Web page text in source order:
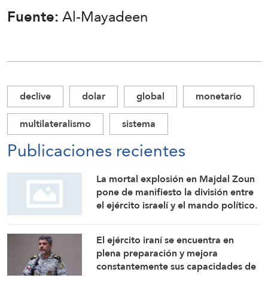
Fuente:Al-Mayadeen
declive dolar global
monetario
multilateralismo
sistema
Publicaciones recientes
La mortal explosión en Majdal Zoun
pone de manifiesto la división entre
el ejército israelí y el mando político.
identificar las circunstancias
El ejército iraní se encuentra en
plena preparación y mejora
constantemente sus capacidades de